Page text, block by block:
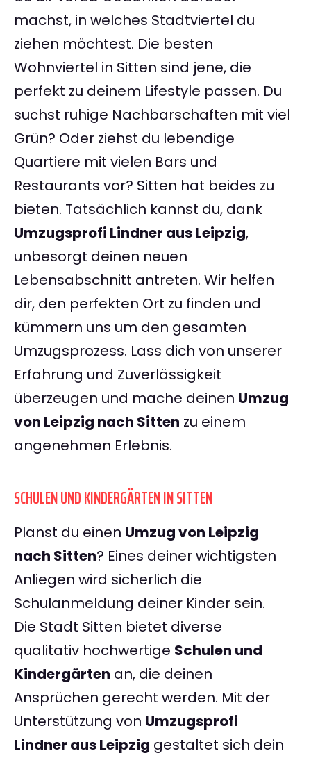
machst, in welches Stadtviertel du
ziehen möchtest. Die besten
Wohnviertel in Sitten sind jene, die
perfekt zu deinem Lifestyle passen. Du
suchst ruhige Nachbarschaften mit viel
Grün? Oder ziehst du lebendige
Quartiere mit vielen Bars und
Restaurants vor? Sitten hat beides zu
bieten. Tatsächlich kannst du, dank
Umzugsprofi Lindner aus Leipzig,
unbesorgt deinen neuen
Lebensabschnitt antreten. Wir helfen
dir, den perfekten Ort zu finden und
kümmern uns um den gesamten
Umzugsprozess. Lass dich von unserer
Erfahrung und Zuverlässigkeit
überzeugen und mache deinen Umzug
von Leipzig nach Sitten zu einem
angenehmen Erlebnis.
SCHULEN UND KINDERGÄRTEN IN SITTEN
Planst du einen Umzug von Leipzig
nach Sitten? Eines deiner wichtigsten
Anliegen wird sicherlich die
Schulanmeldung deiner Kinder sein.
Die Stadt Sitten bietet diverse
qualitativ hochwertige Schulen und
Kindergärten an, die deinen
Ansprüchen gerecht werden. Mit der
Unterstützung von Umzugsprofi
Lindner aus Leipzig gestaltet sich dein